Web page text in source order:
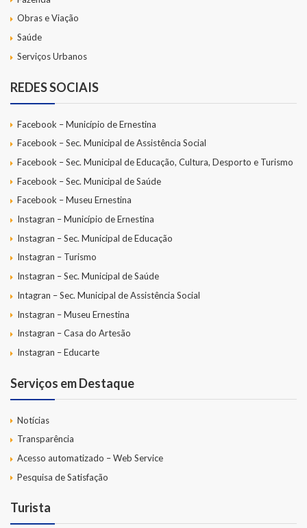
Obras e Viação
Saúde
Serviços Urbanos
REDES SOCIAIS
Facebook – Município de Ernestina
Facebook – Sec. Municipal de Assistência Social
Facebook – Sec. Municipal de Educação, Cultura, Desporto e Turismo
Facebook – Sec. Municipal de Saúde
Facebook – Museu Ernestina
Instagran – Município de Ernestina
Instagran – Sec. Municipal de Educação
Instagran – Turismo
Instagran – Sec. Municipal de Saúde
Intagran – Sec. Municipal de Assistência Social
Instagran – Museu Ernestina
Instagran – Casa do Artesão
Instagran – Educarte
Serviços em Destaque
Notícias
Transparência
Acesso automatizado – Web Service
Pesquisa de Satisfação
Turista